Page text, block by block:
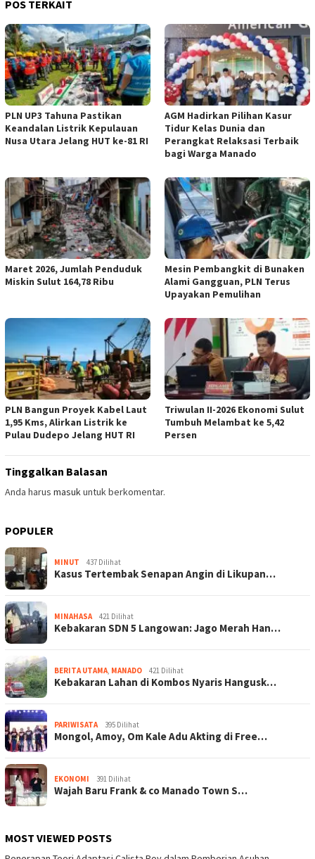
POS TERKAIT
PLN UP3 Tahuna Pastikan
Keandalan Listrik Kepulauan
Nusa Utara Jelang HUT ke-81 RI
AGM Hadirkan Pilihan Kasur
Tidur Kelas Dunia dan
Perangkat Relaksasi Terbaik
bagi Warga Manado
Maret 2026, Jumlah Penduduk
Miskin Sulut 164,78 Ribu
Mesin Pembangkit di Bunaken
Alami Gangguan, PLN Terus
Upayakan Pemulihan
PLN Bangun Proyek Kabel Laut
1,95 Kms, Alirkan Listrik ke
Pulau Dudepo Jelang HUT RI
Triwulan II-2026 Ekonomi Sulut
Tumbuh Melambat ke 5,42
Persen
Tinggalkan Balasan
Anda harus masukuntuk berkomentar.
POPULER
MINUT 437 Dilihat
Kasus Tertembak Senapan Angin di Likupan…
MINAHASA 421 Dilihat
Kebakaran SDN 5 Langowan: Jago Merah Han…
BERITA UTAMA, MANADO 421 Dilihat
Kebakaran Lahan di Kombos Nyaris Hangusk…
PARIWISATA 395 Dilihat
Mongol, Amoy, Om Kale Adu Akting di Free…
EKONOMI 391 Dilihat
Wajah Baru Frank & co Manado Town S…
MOST VIEWED POSTS